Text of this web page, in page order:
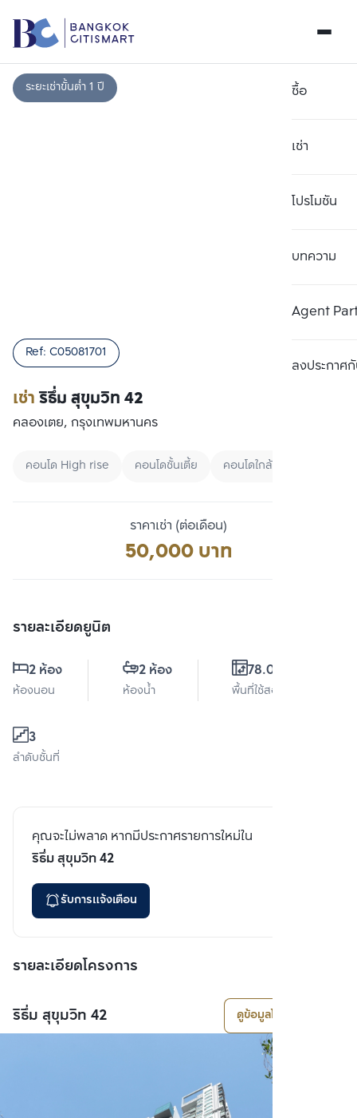
ซื้อ
เช่า
โปรโมชัน
บทความ
Agent
ลงประกาศกั
ระยะเช่าขั้นต่ำ 1 ปี
เช่าริธึ่ม สุขุมวิท 42
Ref: C05081701
คลองเตย, กรุงเทพมหานคร
คอนโด High rise คอนโดชั้นเตี้ย คอนโดใกล้ทางด่วน
ราคาเช่า (ต่อเดือน)
50,000 บาท
รายละเอียดยูนิต
2 ห้อง
ห้องนอน
2 ห้อง
ห้องน้ำ
78.05 ตร.ม.
พื้นที่ใช้สอย
3
ลำดับชั้นที่
คุณจะไม่พลาด หากมีประกาศรายการใหม่ใน
ริธึ่ม สุขุมวิท 42
รับการแจ้งเตือน
รายละเอียดโครงการ
ริธึ่ม สุขุมวิท 42 ดูข้อมูลโครงการ
เปรียบเทียบ